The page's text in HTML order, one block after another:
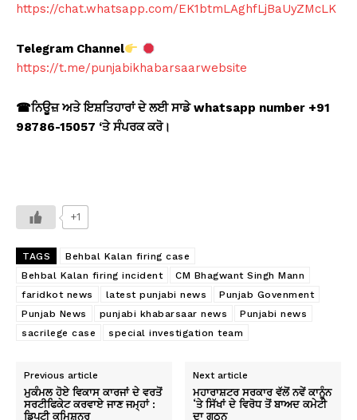
https://chat.whatsapp.com/EK1btmLAghfLjBaUyZMcLK
Telegram Channel
https://t.me/punjabikhabarsaarwebsite
☎ਨਿਊਜ਼ ਅਤੇ ਇਸ਼ਤਿਹਾਰਾਂ ਦੇ ਲਈ ਸਾਡੇwhatsapp number +91
98786-15057 ‘ਤੇ ਸੰਪਰਕ ਕਰੋ।
+1
TAGS
Behbal Kalan firing case
Behbal Kalan firing incident
CM Bhagwant Singh Mann
faridkot news
latest punjabi news
Punjab Govenment
Punjab News
punjabi khabarsaar news
Punjabi news
sacrilege case
special investigation team
Previous article
ਮੁਕੰਮਲ ਹੋਏ ਵਿਕਾਸ ਕਾਰਜਾਂ ਦੇ ਵਰਤੋਂ
ਸਰਟੀਫਿਕੇਟ ਕਰਵਾਏ ਜਾਣ ਜਮ੍ਹਾਂ :
ਡਿਪਟੀ ਕਮਿਸ਼ਨਰ
Next article
ਮਹਾਰਾਸ਼ਟਰ ਸਰਕਾਰ ਵੱਲੋਂ ਨਵੇਂ ਕਾਨੂੰਨ
‘ਤੇ ਸਿੱਖਾਂ ਦੇ ਵਿਰੋਧ ਤੋਂ ਬਾਅਦ ਕਮੇਟੀ
ਦਾ ਗਠਨ